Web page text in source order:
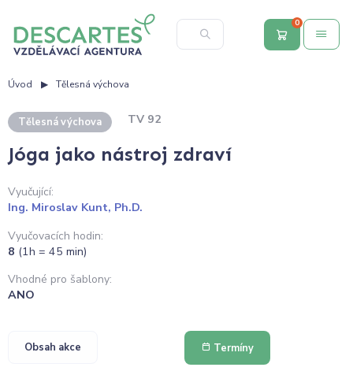
0
Úvod Tělesná výchova
Tělesná výchova TV 92
Jóga jako nástroj zdraví
Vyučující:
Ing. Miroslav Kunt, Ph.D.
Vyučovacích hodin:
8 (1h = 45 min)
Vhodné pro šablony:
ANO
Obsah akce Termíny